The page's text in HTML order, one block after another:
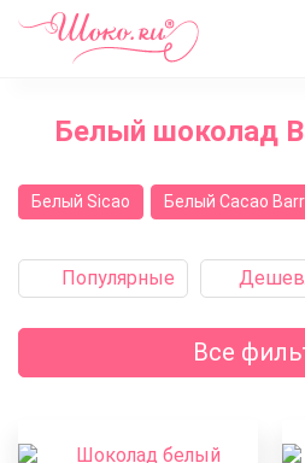
Каталог
Шоколад Barry Callebaut
Белый шоколад
Белый шоколад
Белый Sicao Белый Cacao
Популярные
Все